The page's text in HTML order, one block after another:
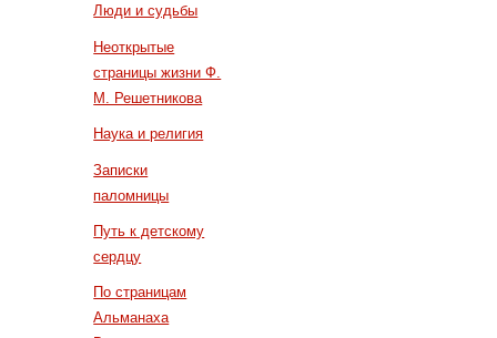
Люди и судьбы
Неоткрытые
страницы жизни Ф.
М. Решетникова
Наука и религия
Записки
паломницы
Путь к детскому
сердцу
По страницам
Альманаха